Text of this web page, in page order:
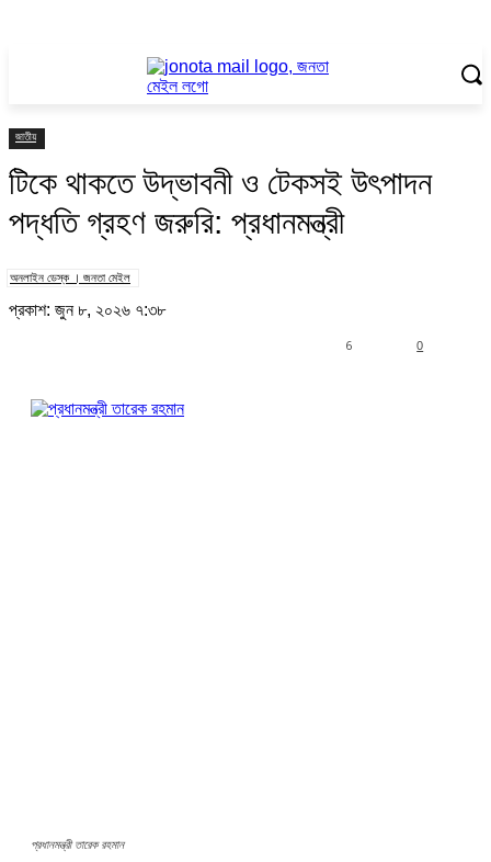
জাতীয়
টিকে থাকতে উদ্ভাবনী ও টেকসই উৎপাদন
পদ্ধতি গ্রহণ জরুরি: প্রধানমন্ত্রী
অনলাইন ডেস্ক । জনতা মেইল
প্রকাশ: জুন ৮, ২০২৬ ৭:৩৮
0
6
প্রধানমন্ত্রী তারেক রহমান